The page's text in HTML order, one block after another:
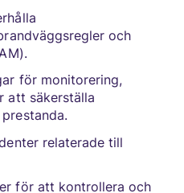
och
för monitorering,
att säkerställa
relaterade till
för att kontrollera och